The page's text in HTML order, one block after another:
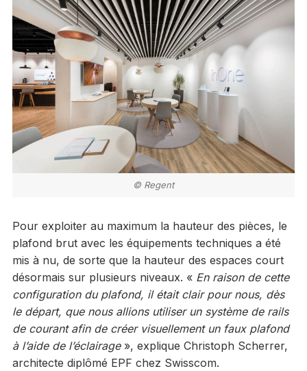
© Regent
Pour exploiter au maximum la hauteur des pièces, le
plafond brut avec les équipements techniques a été
mis à nu, de sorte que la hauteur des espaces court
désormais sur plusieurs niveaux. « En raison de cette
configuration du plafond, il était clair pour nous, dès
le départ, que nous allions utiliser un système de rails
de courant afin de créer visuellement un faux plafond
à l’aide de l’éclairage», explique Christoph Scherrer,
architecte diplômé EPF chez Swisscom.